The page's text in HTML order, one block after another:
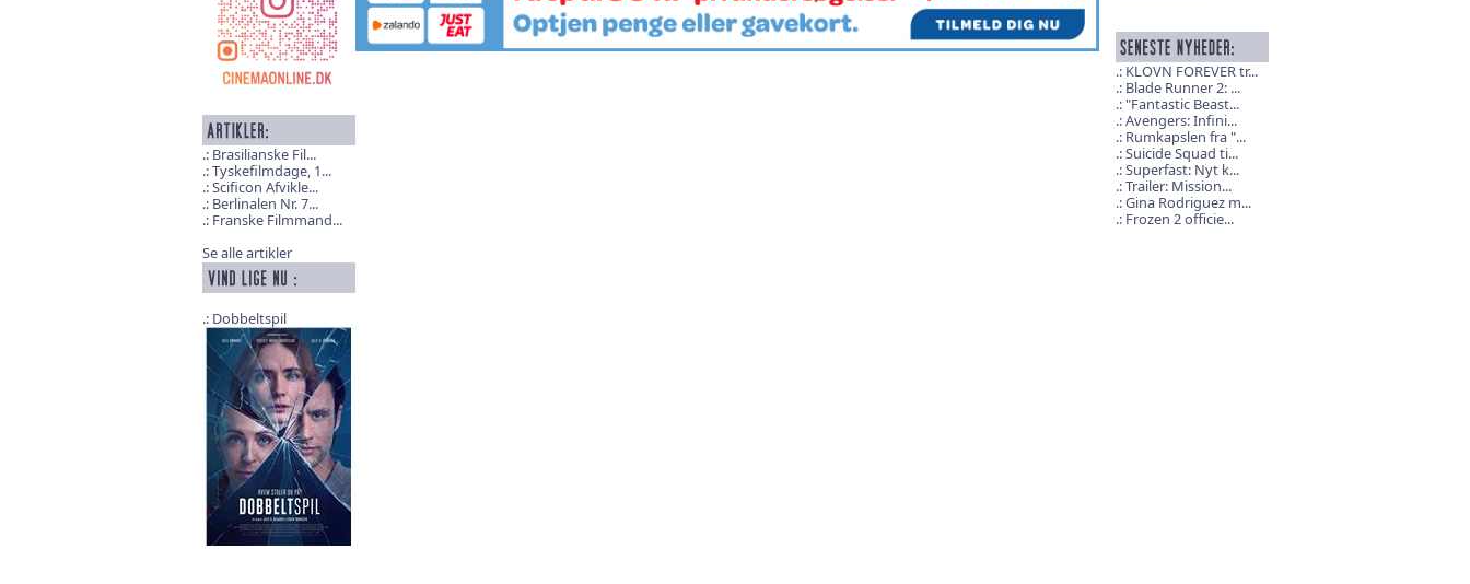
Brasilianske Fil...
Tyskefilmdage, 1...
Scificon Afvikle...
Berlinalen Nr. 7...
Franske Filmmand...
Se alle artikler
Dobbeltspil
KLOVN FOREVER tr...
Blade Runner 2: ...
"Fantastic Beast...
Avengers: Infini...
Rumkapslen fra "...
Suicide Squad ti...
Superfast: Nyt k...
Trailer: Mission...
Gina Rodriguez m...
Frozen 2 officie...